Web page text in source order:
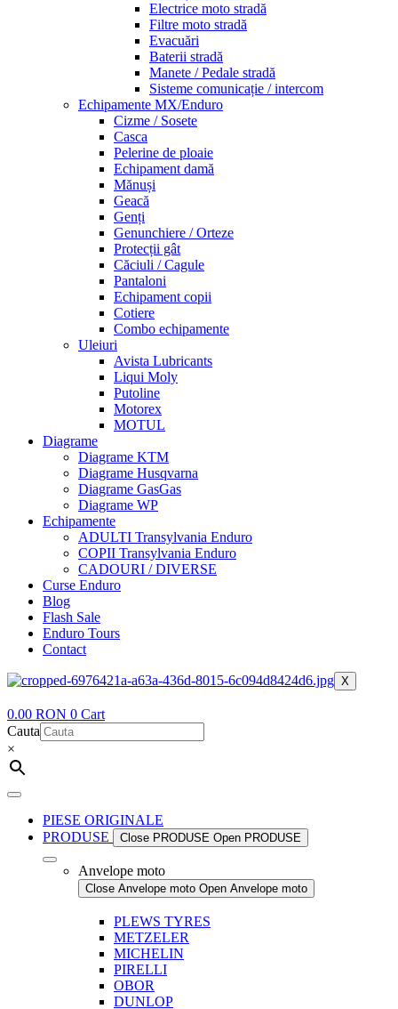
Electrice moto stradă
Filtre moto stradă
Evacuări
Baterii stradă
Manete / Pedale stradă
Sisteme comunicație / intercom
Echipamente MX/Enduro
Cizme / Sosete
Casca
Pelerine de ploaie
Echipament damă
Mănuși
Geacă
Genți
Genunchiere / Orteze
Protecții gât
Căciuli / Cagule
Pantaloni
Echipament copii
Cotiere
Combo echipamente
Uleiuri
Avista Lubricants
Liqui Moly
Putoline
Motorex
MOTUL
Diagrame
Diagrame KTM
Diagrame Husqvarna
Diagrame GasGas
Diagrame WP
Echipamente
ADULTI Transylvania Enduro
COPII Transylvania Enduro
CADOURI / DIVERSE
Curse Enduro
Blog
Flash Sale
Enduro Tours
Contact
X
0.00 RON 0 Cart
Cauta
×
PIESE ORIGINALE
PRODUSE
Close PRODUSE Open PRODUSE
Anvelope moto
Close Anvelope moto Open Anvelope moto
PLEWS TYRES
METZELER
MICHELIN
PIRELLI
OBOR
DUNLOP